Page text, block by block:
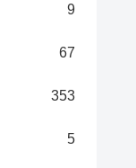
9
67
353
5